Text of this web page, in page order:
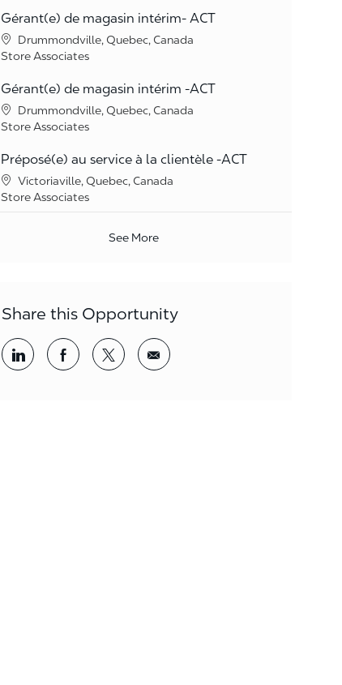
Gérant(e) de magasin intérim- ACT
Location
Drummondville, Quebec, Canada
Category
Store Associates
Gérant(e) de magasin intérim -ACT
Location
Drummondville, Quebec, Canada
Category
Store Associates
Préposé(e) au service à la clientèle -ACT
Location
Victoriaville, Quebec, Canada
Category
Store Associates
See More
Share this Opportunity
Share via LinkedInShare via Facebook
Share via twitterShare via email